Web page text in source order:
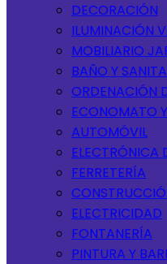
DECORACIÓN
ILUMINACIÓN
MOBILIARIO
BAÑO Y
ORDENACIÓN
ECONOMATO
AUTOMÓVIL
ELECTRÓNICA
FERRETERÍA
ELECTRICIDAD
FONTANERÍA
PINTURA Y